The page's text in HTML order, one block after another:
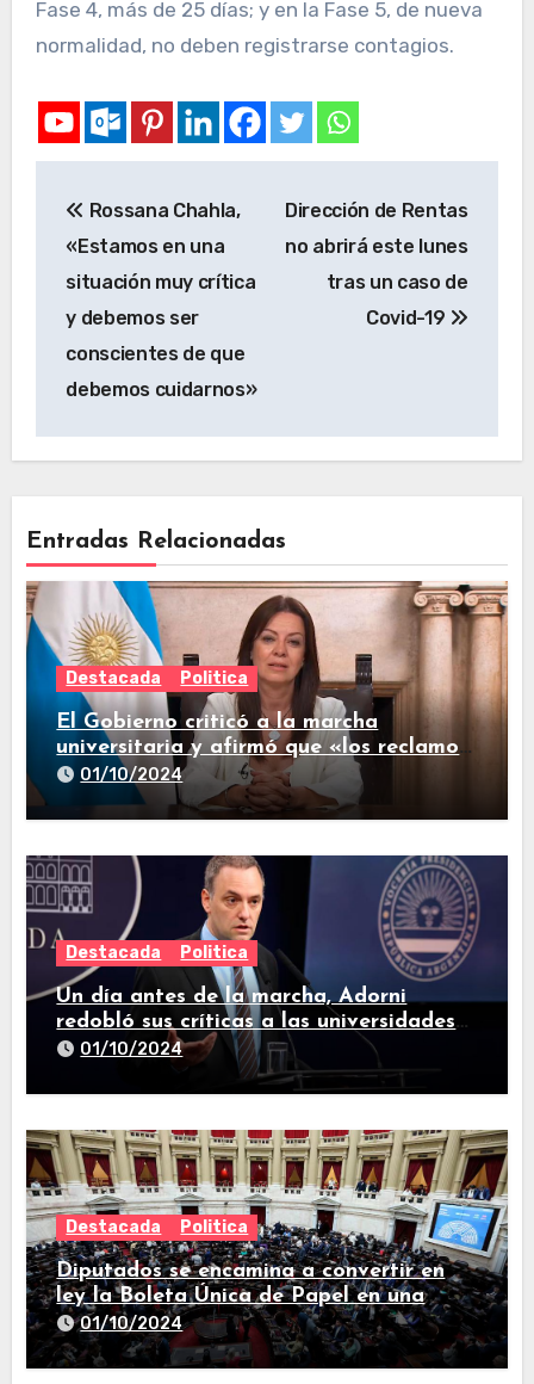
Fase 4, más de 25 días; y en la Fase 5, de nueva
normalidad, no deben registrarse contagios.
Rossana Chahla,
«Estamos en una
situación muy crítica
y debemos ser
conscientes de que
debemos cuidarnos»
Dirección de Rentas
no abrirá este lunes
tras un caso de
Covid-19
Entradas Relacionadas
Destacada Politica
El Gobierno criticó a la marcha
universitaria y afirmó que «los reclamos
están todos resueltos»
01/10/2024
Destacada Politica
Un día antes de la marcha, Adorni
redobló sus críticas a las universidades
nacionales
01/10/2024
Destacada Politica
Diputados se encamina a convertir en
ley la Boleta Única de Papel en una
larga sesión
01/10/2024